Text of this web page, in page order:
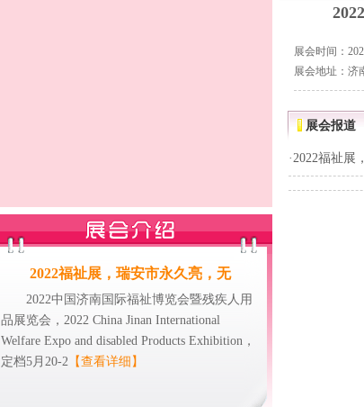
2022福祉展，瑞安市永久亮，无
2022中国济南国际福祉博览会暨残疾人用
品展览会，2022 China Jinan International
Welfare Expo and disabled Products Exhibition，
定档5月20-2 【查看详细】
展会时间：
展会地址：济
展会报道
·2022福祉展